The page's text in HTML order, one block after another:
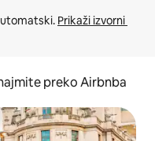
Prikaži izvorni
preko Airbnba